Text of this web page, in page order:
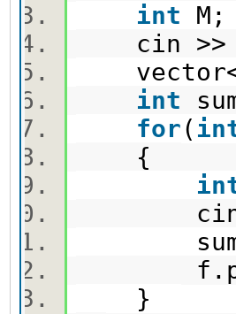
int
cin >>
int
for(
{
cin
sumF
}